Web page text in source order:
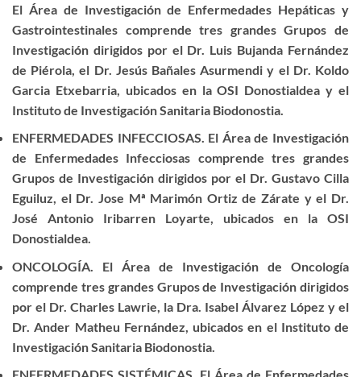
El Área de Investigación de Enfermedades Hepáticas y
Gastrointestinales comprende tres grandes Grupos de
Investigación dirigidos por el Dr. Luis Bujanda Fernández
de Piérola, el Dr. Jesús Bañales Asurmendi y el Dr. Koldo
Garcia Etxebarria, ubicados en la OSI Donostialdea y el
Instituto de Investigación Sanitaria Biodonostia.
ENFERMEDADES INFECCIOSAS. El Área de Investigación
de Enfermedades Infecciosas comprende tres grandes
Grupos de Investigación dirigidos por el Dr. Gustavo Cilla
Eguiluz, el Dr. Jose Mª Marimón Ortiz de Zárate y el Dr.
José Antonio Iribarren Loyarte, ubicados en la OSI
Donostialdea.
ONCOLOGÍA. El Área de Investigación de Oncología
comprende tres grandes Grupos de Investigación dirigidos
por el Dr. Charles Lawrie, la Dra. Isabel Álvarez López y el
Dr. Ander Matheu Fernández, ubicados en el Instituto de
Investigación Sanitaria Biodonostia.